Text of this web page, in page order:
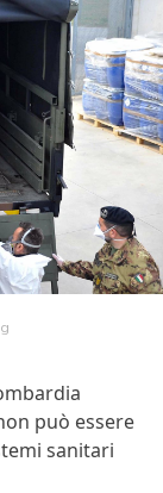
può essere
sanitari